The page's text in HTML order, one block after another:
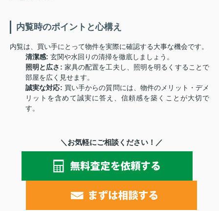
内覧時のポイントと心構え
内覧は、買い手にとって物件を実際に確認する大事な機会です。
清潔感: 玄関や水回りの清掃を徹底しましょう。
照明と広さ: 家具の配置を工夫し、照明を明るくすることで
部屋を広く見せます。
誠実な対応: 買い手からの質問には、物件のメリット・デメ
リットを含めて誠実に答え、信頼感を築くことが大切で
す。
＼お気軽にご相談ください！／